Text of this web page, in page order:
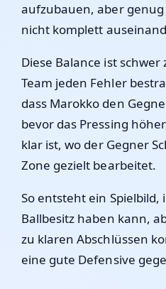
aufzubauen, aber
nicht komplett
Diese Balance ist
Team jeden Fehler
dass Marokko den
bevor das Pressing
klar ist, wo der Gegner
Zone gezielt bearbeitet.
So entsteht ein Spielbild,
Ballbesitz haben kann,
zu klaren Abschlüssen
eine gute Defensive